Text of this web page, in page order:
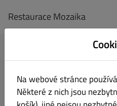
Restaurace Mozaika
Přihlásit se
E-mailová adresa
Na webové stránce
Některé z nich jsou